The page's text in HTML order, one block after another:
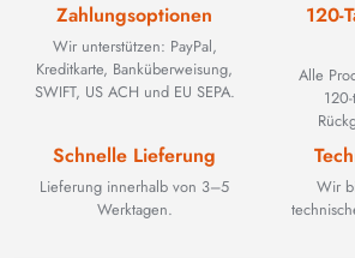
Zahlungsoptionen
Wir unterstützen: PayPal,
Kreditkarte, Banküberweisung,
SWIFT, US ACH und EU SEPA.
120-
Alle
Schnelle Lieferung
Lieferung innerhalb von 3–5
Werktagen.
Wir